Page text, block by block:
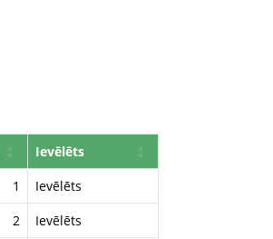
Ievēlēts
1
Ievēlēts
2
Ievēlēts